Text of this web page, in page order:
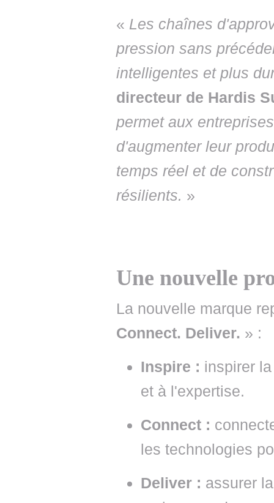
« Les chaînes
pression sans
intelligentes et plus
directeur de Hardis
permet aux
d'augmenter leur
temps réel et de
résilients. »
Une nouvelle
La nouvelle marque
Connect. Deliver. » :
Inspire : inspirer
et à l'expertise.
Connect :
les technologies
Deliver : assurer